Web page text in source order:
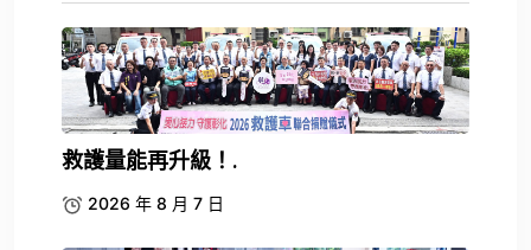
救護量能再升級！.
2026 年 8 月 7 日